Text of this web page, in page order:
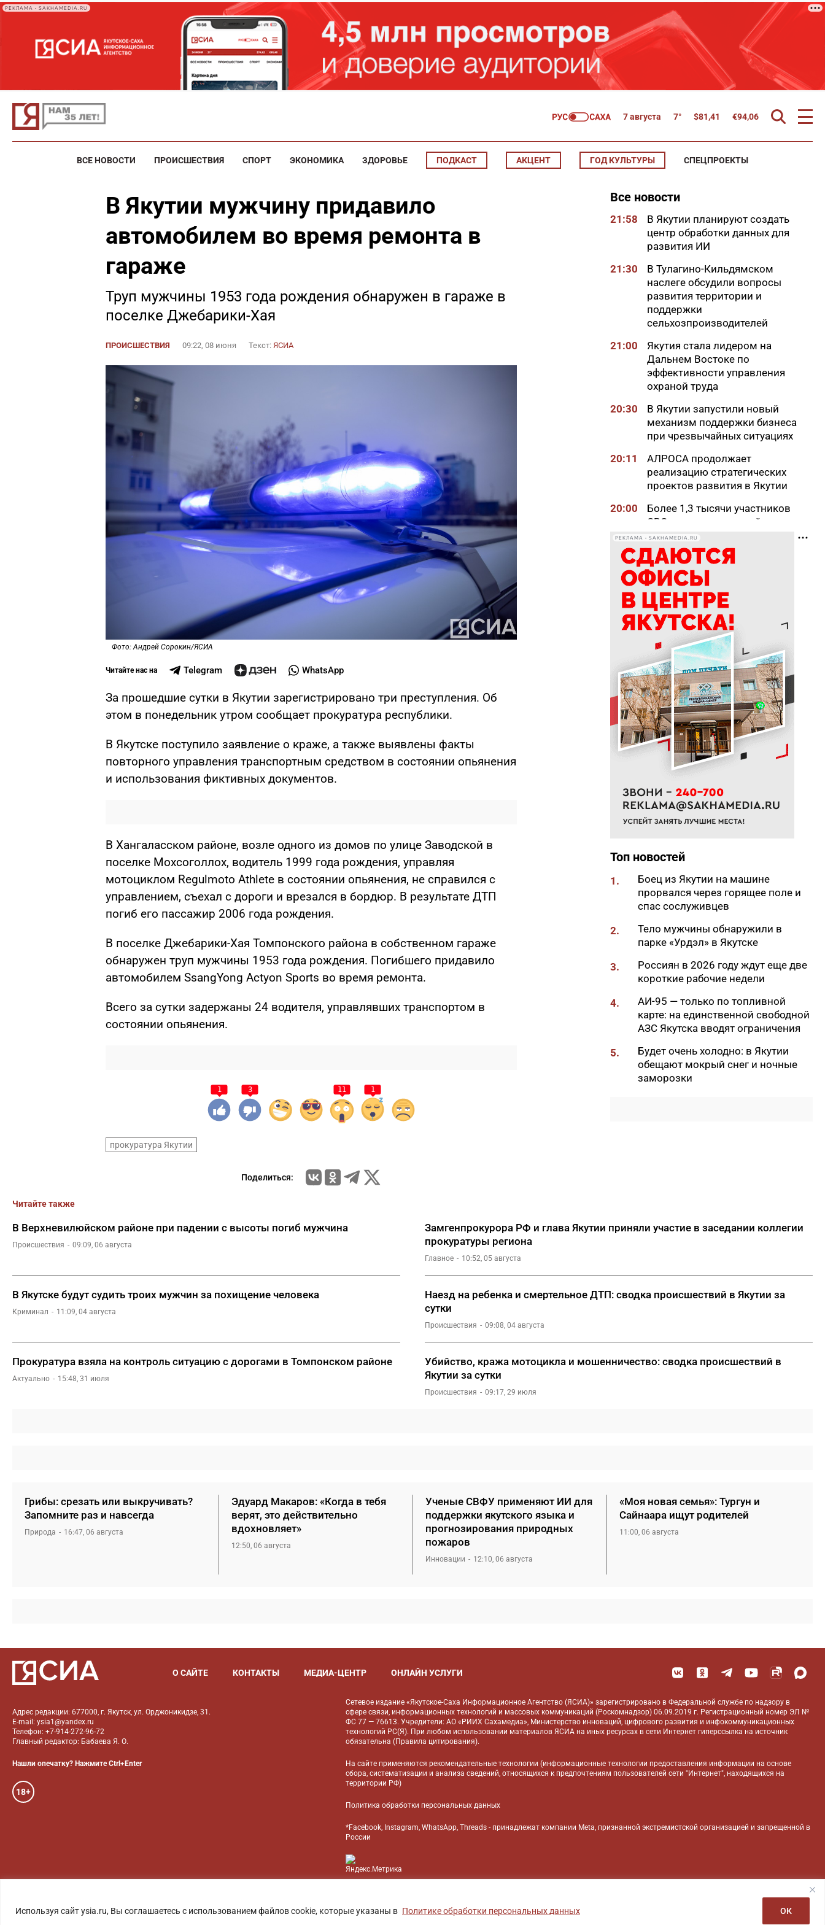
Используя сайт ysia.ru, Вы соглашаетесь с использованием файлов cookie, которые указаны в Политике обработки персональных данных ОК
РЕКЛАМА • SAKHAMEDIA.RU
7 августа 7° $81,41 €94,06
ВСЕ НОВОСТИ ПРОИСШЕСТВИЯ СПОРТ ЭКОНОМИКА ЗДОРОВЬЕ ПОДКАСТ АКЦЕНТ ГОД КУЛЬТУРЫ СПЕЦПРОЕКТЫ
В Якутии мужчину придавило
автомобилем во время ремонта в
гараже
Труп мужчины 1953 года рождения обнаружен в гараже в
поселке Джебарики-Хая
ПРОИСШЕСТВИЯ 09:22, 08 июня Текст: ЯСИА
Фото: Андрей Сорокин/ЯСИА
Читайте нас на Telegram WhatsApp
За прошедшие сутки в Якутии зарегистрировано три преступления. Об
этом в понедельник утром сообщает прокуратура республики.
В Якутске поступило заявление о краже, а также выявлены факты
повторного управления транспортным средством в состоянии опьянения
и использования фиктивных документов.
В Хангаласском районе, возле одного из домов по улице Заводской в
поселке Мохсоголлох, водитель 1999 года рождения, управляя
мотоциклом Regulmoto Athlete в состоянии опьянения, не справился с
управлением, съехал с дороги и врезался в бордюр. В результате ДТП
погиб его пассажир 2006 года рождения.
В поселке Джебарики-Хая Томпонского района в собственном гараже
обнаружен труп мужчины 1953 года рождения. Погибшего придавило
автомобилем SsangYong Actyon Sports во время ремонта.
Всего за сутки задержаны 24 водителя, управлявших транспортом в
состоянии опьянения.
1 3 11 1
прокуратура Якутии
Поделиться:
Все новости
21:58
В Якутии планируют создать
центр обработки данных для
развития ИИ
21:30
В Тулагино-Кильдямском
наслеге обсудили вопросы
развития территории и
поддержки
сельхозпроизводителей
21:00
Якутия стала лидером на
Дальнем Востоке по
эффективности управления
охраной труда
20:30
В Якутии запустили новый
механизм поддержки бизнеса
при чрезвычайных ситуациях
20:11
АЛРОСА продолжает
реализацию стратегических
проектов развития в Якутии
20:00
Более 1,3 тысячи участников
СВО и членов их семей
получили земельные участки
в Якутии
19:50
76% якутян заранее
предупреждают работодателя
об увольнении
19:25
Новый аэропорт в Мирном
планируется ввести в
эксплуатацию в 2027 году
19:00
В Якутии работает пилотный
проект «Маршрут заботы» для
пациентов после выписки
18:47
В Якутии стартовал
молодежный Суглан коренных
малочисленных народов
Севера
65% от годового плана сырого
молока
спецтехники в зоне СВО
18:22
В АЗС Южной Якутии ситуация
стабилизируется
игра от якутских
разработчиков
18:01
85-квартирный дом в
Октемцах сдадут в конце
августа
Минздрав Якутии: раннее
выявление гепатита С
позволяет предотвратить
осложнения
В Таттинском районе в село
полностью обеспечен
РЕКЛАМА • SAKHAMEDIA.RU
Топ новостей
1.
Боец из Якутии на машине
прорвался через горящее поле и
спас сослуживцев
2.
Тело мужчины обнаружили в
парке «Урдэл» в Якутске
3.
Россиян в 2026 году ждут еще две
короткие рабочие недели
4.
АИ-95 — только по топливной
карте: на единственной свободной
АЗС Якутска вводят ограничения
5.
Будет очень холодно: в Якутии
обещают мокрый снег и ночные
заморозки
Читайте также
В Верхневилюйском районе при падении с высоты погиб мужчина
Происшествия 09:09, 06 августа
Замгенпрокурора РФ и глава Якутии приняли участие в заседании коллегии
прокуратуры региона
Главное 10:52, 05 августа
В Якутске будут судить троих мужчин за похищение человека
Криминал 11:09, 04 августа
Наезд на ребенка и смертельное ДТП: сводка происшествий в Якутии за
сутки
Происшествия 09:08, 04 августа
Прокуратура взяла на контроль ситуацию с дорогами в Томпонском районе
Актуально 15:48, 31 июля
Убийство, кража мотоцикла и мошенничество: сводка происшествий в
Якутии за сутки
Происшествия 09:17, 29 июля
Грибы: срезать или выкручивать?
Запомните раз и навсегда
Природа 16:47, 06 августа
Эдуард Макаров: «Когда в тебя
верят, это действительно
вдохновляет»
12:50, 06 августа
Ученые СВФУ применяют ИИ для
поддержки якутского языка и
прогнозирования природных
пожаров
Инновации 12:10, 06 августа
«Моя новая семья»: Тургун и
Сайнаара ищут родителей
11:00, 06 августа
О САЙТЕ КОНТАКТЫ МЕДИА-ЦЕНТР ОНЛАЙН УСЛУГИ
Адрес редакции: 677000, г. Якутск, ул. Орджоникидзе, 31.
E-mail: ysia1@yandex.ru
Телефон: +7-914-272-96-72
Главный редактор: Бабаева Я. О.
Нашли опечатку? Нажмите Ctrl+Enter
18+
Сетевое издание «Якутское-Саха Информационное Агентство (ЯСИА)» зарегистрировано в Федеральной службе по надзору в
сфере связи, информационных технологий и массовых коммуникаций (Роскомнадзор) 06.09.2019 г. Регистрационный номер ЭЛ №
ФС 77 — 76613. Учредители: АО «РИИХ Сахамедиа», Министерство инноваций, цифрового развития и инфокоммуникационных
технологий РС(Я). При любом использовании материалов ЯСИА на иных ресурсах в сети Интернет гиперссылка на источник
обязательна (Правила цитирования).
На сайте применяютсярекомендательные технологии (информационные технологии предоставления информации на основе
сбора, систематизации и анализа сведений, относящихся к предпочтениям пользователей сети "Интернет", находящихся на
территории РФ)
Политика обработки персональных данных
*Facebook, Instagram, WhatsApp, Threads - принадлежат компании Meta, признанной экстремистской организацией и запрещенной в
России
ГОЛОС ЯКУТИИ ФОТОБАНК